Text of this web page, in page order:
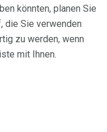
könnten, planen Sie
die Sie verwenden
zu werden, wenn
mit Ihnen.